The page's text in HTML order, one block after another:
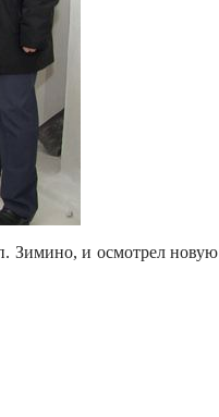
Зимино, и осмотрел новую